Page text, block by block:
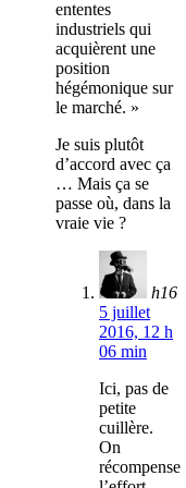
ententes
industriels qui
acquièrent une
position
hégémonique sur
le marché. »
Je suis plutôt
d’accord avec ça
… Mais ça se
passe où, dans la
vraie vie ?
h16
5 juillet
2016, 12 h
06 min
Ici, pas de
petite
cuillère.
On
récompense